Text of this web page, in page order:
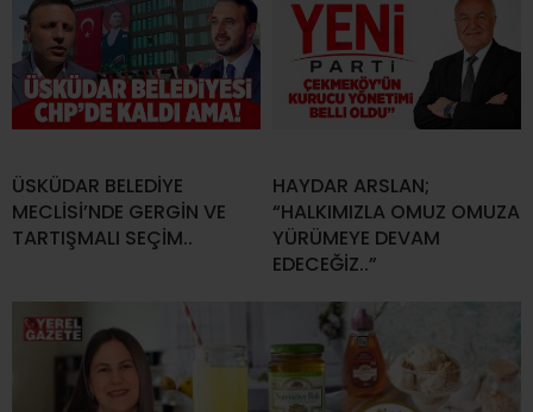
ÜSKÜDAR BELEDİYE
MECLİSİ’NDE GERGİN VE
TARTIŞMALI SEÇİM..
HAYDAR ARSLAN;
“HALKIMIZLA OMUZ OMUZA
YÜRÜMEYE DEVAM
EDECEĞİZ..”